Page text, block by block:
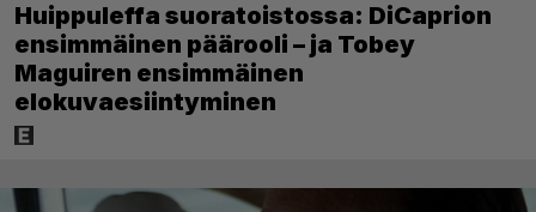
Huippuleffa suoratoistossa: DiCaprion
ensimmäinen päärooli – ja Tobey
Maguiren ensimmäinen
elokuvaesiintyminen